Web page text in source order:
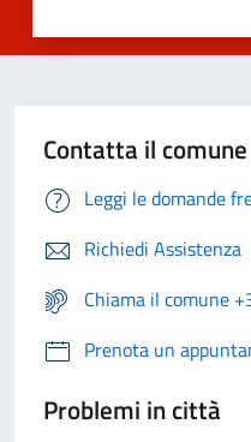
Contatta il comune
Leggi le domande
Richiedi Assistenza
Chiama il comune
Prenota un
Problemi in città